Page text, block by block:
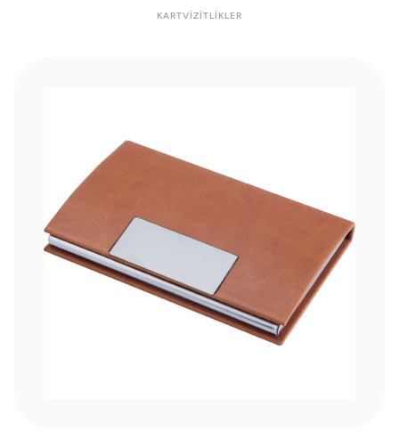
KARTVIZITLIKLER